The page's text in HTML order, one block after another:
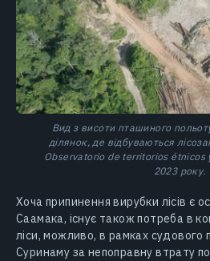
Вид з висоти пташиного
ділянок, де відбуваються
Observatorio de territorios étnicos
2023 року.
Хоча припинення вирубки лісів є
Саамака, існує також потреба в
ліси, можливо, в рамках судового
Суринаму за непоправну втрату